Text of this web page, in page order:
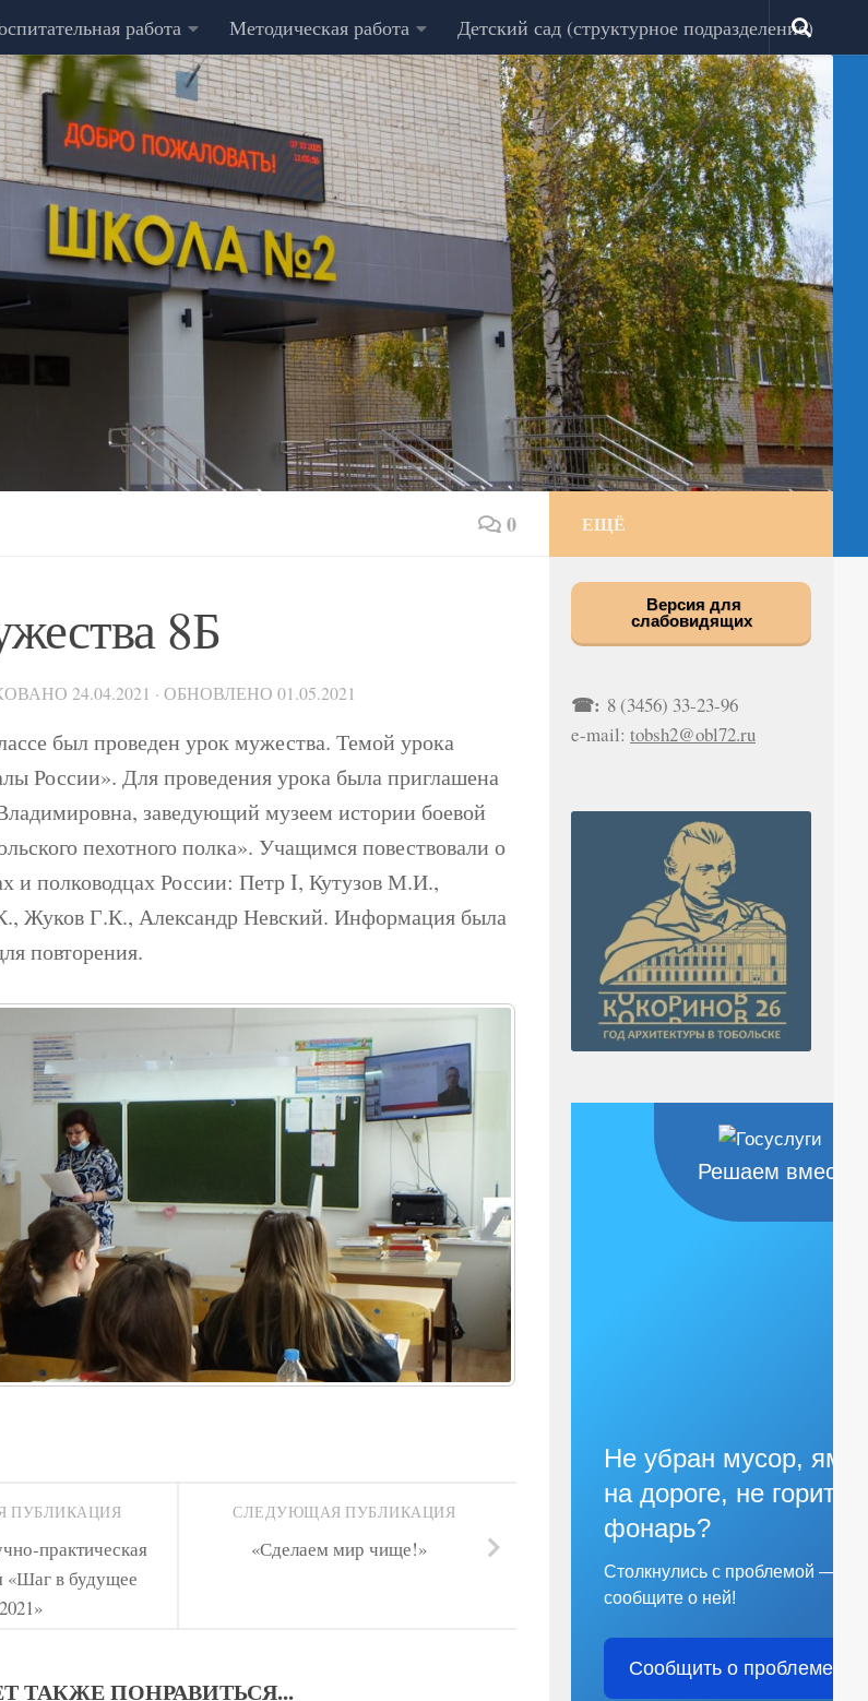
работа Методическая работа Детский сад (структурное подразделение)
0
8Б
24.04.2021 · ОБНОВЛЕНО 01.05.2021
был проведен урок мужества. Темой урока
России». Для проведения урока была приглашена
заведующий музеем истории боевой
пехотного полка». Учащимся повествовали о
и полководцах России: Петр I, Кутузов М.И.,
Жуков Г.К., Александр Невский. Информация была
повторения.
СЛЕДУЮЩАЯ ПУБЛИКАЦИЯ
«Сделаем мир чище!»
ПУБЛИКАЦИЯ
практическая
«Шаг в будущее
ТАКЖЕ ПОНРАВИТЬСЯ...
ЕЩЁ
Версия для
слабовидящих
☎: 8 (3456) 33-23-96
e-mail: tobsh2@obl72.ru
Решаем вместе
Не убран мусор, яма
на дороге, не горит
фонарь?
Столкнулись с проблемой —
сообщите о ней!
Сообщить о проблеме